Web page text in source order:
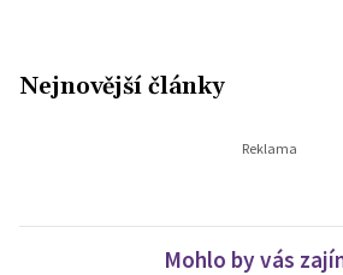
Nejnovější články
Mohlo by vás